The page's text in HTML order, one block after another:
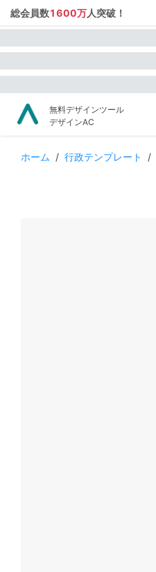
総会員数1600万人突破！
無料デザインツール
デザインAC
ホーム / 行政テンプレート /